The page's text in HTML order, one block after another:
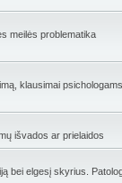
meilės problematika
klausimai
išvados ar prielaidos
bei elgesį skyrius.